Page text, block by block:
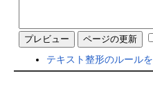
テキスト整形のルール